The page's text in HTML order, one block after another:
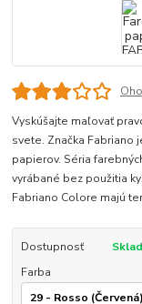
Vyskúšajte maľovať
svete. Značka Fabriano
papierov. Séria
vyrábané bez použitia
Fabriano Colore majú
Dostupnosť
Farba